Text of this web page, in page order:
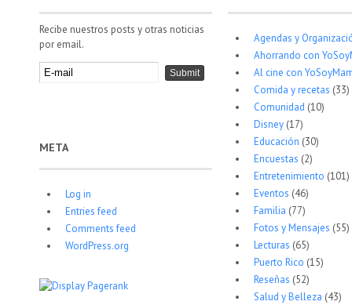
Recibe nuestros posts y otras noticias
por email.
META
Log in
Entries feed
Comments feed
WordPress.org
Agendas y
Ahorrando con
Al cine con
Comida y recetas (33)
Comunidad (10)
Disney(17)
Educación (30)
Encuestas (2)
Entretenimiento (101)
Eventos (46)
Familia (77)
Fotos y Mensajes (55)
Lecturas (65)
Puerto Rico (15)
Reseñas (52)
Salud y Belleza (43)